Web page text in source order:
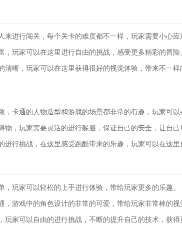
进行闯关，每个关卡的难度都不一样，玩家需要小心应
玩家可以在这里进行自由的挑战，感受更多精彩的冒险
晰，玩家可以在这里获得很好的视觉体验，带来不一样
卡通的人物造型和游戏的场景都非常的有趣，玩家可以
，玩家需要灵活的进行躲避，保证自己的安全，让自己
行挑战，在这里感受跑酷带来的乐趣，玩家可以在这里
玩家可以轻松的上手进行体验，带给玩家更多的乐趣。
游戏中的角色设计的非常的可爱，带给玩家非常棒的视
家可以自由的进行挑战，不断的提升自己的技术，获得